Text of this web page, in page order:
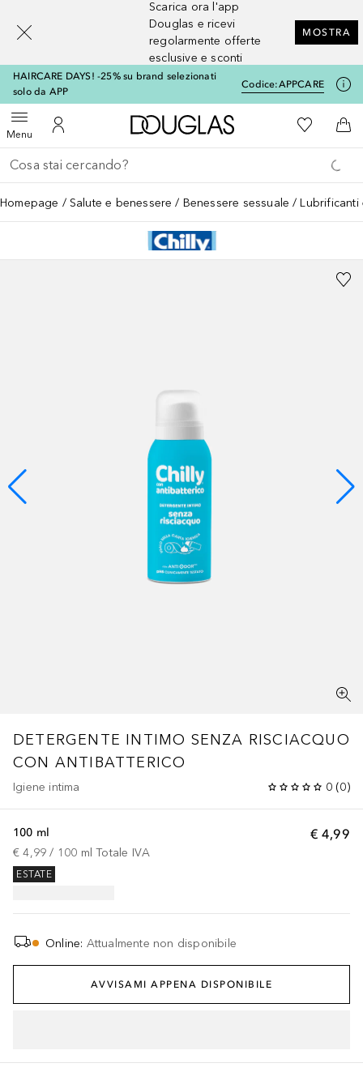
Scarica ora l'app
Douglas e ricevi
regolarmente offerte
esclusive e sconti
MOSTRA
HAIRCARE DAYS! -25% su brand selezionati
solo da APP
Codice:APPCARE
MenuApri menuAl Mio Account
A Douglas HomeAlla Mia
Al
Torna indietro
Esegui ricerca
Homepage Salute e benessere Benessere sessuale Lubrificanti
DETERGENTE INTIMO SENZA RISCIACQUO
CON ANTIBATTERICO
Igiene intima 0 (0)
€ 4,99
100 ml
€ 4,99 / 100 ml Totale IVA
ESTATE
Online: Attualmente non disponibile
AVVISAMI APPENA DISPONIBILE
[navigation.slideout.screenreader]